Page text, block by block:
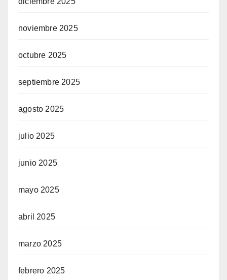
noviembre 2025
octubre 2025
septiembre 2025
agosto 2025
julio 2025
junio 2025
mayo 2025
abril 2025
marzo 2025
febrero 2025